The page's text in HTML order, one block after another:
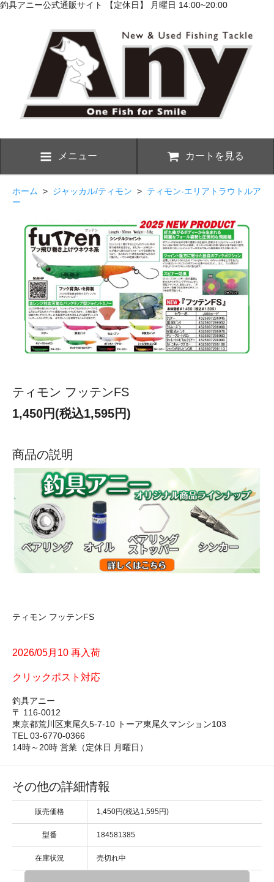
釣具アニー公式通販サイト 【定休日】 月曜日 14:00~20:00
メニュー カートを見る
ホーム > ジャッカル/ティモン > ティモン-エリアトラウトルア
ー
ティモン フッテンFS
1,450円(税込1,595円)
商品の説明
ティモン フッテンFS
2026/05月10 再入荷
クリックポスト対応
釣具アニー
〒 116-0012
東京都荒川区東尾久5-7-10 トーア東尾久マンション103
TEL 03-6770-0366
14時～20時 営業（定休日 月曜日）
その他の詳細情報
販売価格 1,450円(税込1,595円)
型番 184581385
在庫状況 売切れ中